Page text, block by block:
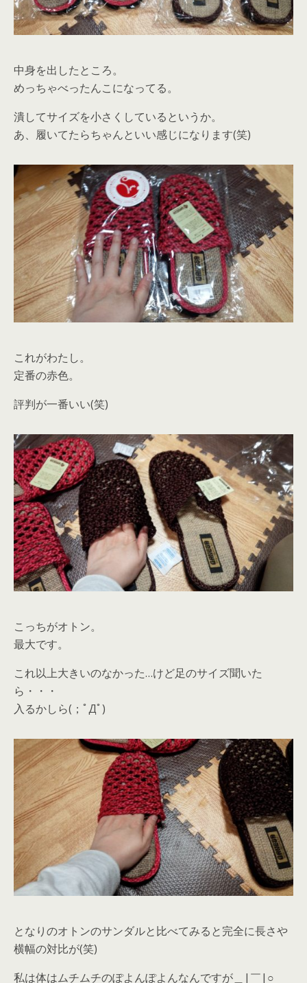
中身を出したところ。
めっちゃべったんこになってる。
潰してサイズを小さくしているというか。
あ、履いてたらちゃんといい感じになります(笑)
これがわたし。
定番の赤色。
評判が一番いい(笑)
こっちがオトン。
最大です。
これ以上大きいのなかった…けど足のサイズ聞いた
ら・・・
入るかしら(；ﾟДﾟ)
となりのオトンのサンダルと比べてみると完全に長さや
横幅の対比が(笑)
私は体はムチムチのぽよんぽよんなんですが＿|￣|○